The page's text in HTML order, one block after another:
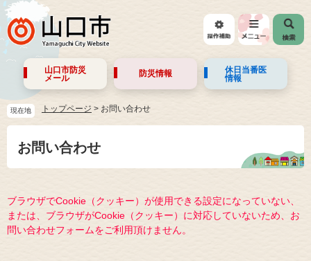
山口市防災
メール
防災情報
休日当番医
情報
現在地 トップページ > お問い合わせ
お問い合わせ
ブラウザでCookie（クッキー）が使用できる設定になっていない、
または、ブラウザがCookie（クッキー）に対応していないため、お
問い合わせフォームをご利用頂けません。